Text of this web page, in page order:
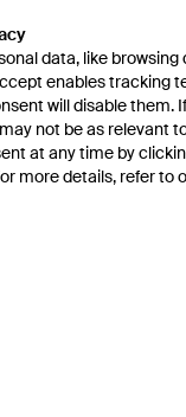
data, like
enables tracking
will disable them.
not be as relevant
at any time by
more details, refer to